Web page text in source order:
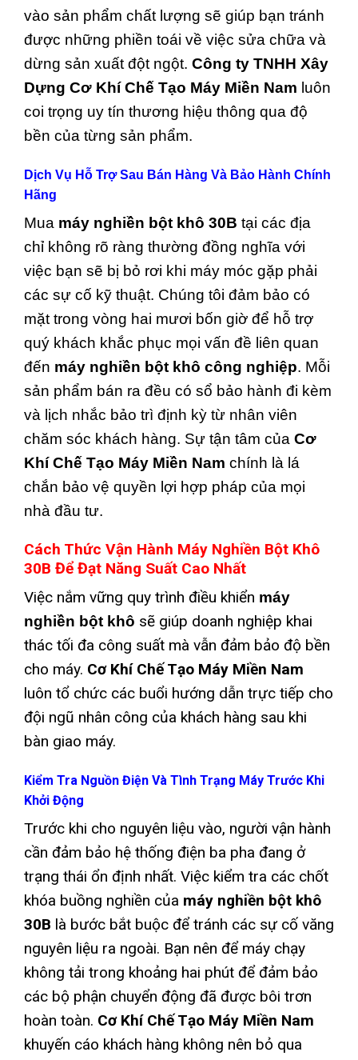
vào sản phẩm chất lượng sẽ giúp bạn tránh
được những phiền toái về việc sửa chữa và
dừng sản xuất đột ngột. Công ty TNHH Xây
Dựng Cơ Khí Chế Tạo Máy Miền Nam luôn
coi trọng uy tín thương hiệu thông qua độ
bền của từng sản phẩm.
Dịch Vụ Hỗ Trợ Sau Bán Hàng Và Bảo Hành Chính
Hãng
Mua máy nghiền bột khô 30B tại các địa
chỉ không rõ ràng thường đồng nghĩa với
việc bạn sẽ bị bỏ rơi khi máy móc gặp phải
các sự cố kỹ thuật. Chúng tôi đảm bảo có
mặt trong vòng hai mươi bốn giờ để hỗ trợ
quý khách khắc phục mọi vấn đề liên quan
đến máy nghiền bột khô công nghiệp. Mỗi
sản phẩm bán ra đều có sổ bảo hành đi kèm
và lịch nhắc bảo trì định kỳ từ nhân viên
chăm sóc khách hàng. Sự tận tâm của Cơ
Khí Chế Tạo Máy Miền Nam chính là lá
chắn bảo vệ quyền lợi hợp pháp của mọi
nhà đầu tư.
Cách Thức Vận Hành Máy Nghiền Bột Khô
30B Để Đạt Năng Suất Cao Nhất
Việc nắm vững quy trình điều khiển máy
nghiền bột khô sẽ giúp doanh nghiệp khai
thác tối đa công suất mà vẫn đảm bảo độ bền
cho máy. Cơ Khí Chế Tạo Máy Miền Nam
luôn tổ chức các buổi hướng dẫn trực tiếp cho
đội ngũ nhân công của khách hàng sau khi
bàn giao máy.
Kiểm Tra Nguồn Điện Và Tình Trạng Máy Trước Khi
Khởi Động
Trước khi cho nguyên liệu vào, người vận hành
cần đảm bảo hệ thống điện ba pha đang ở
trạng thái ổn định nhất. Việc kiểm tra các chốt
khóa buồng nghiền của máy nghiền bột khô
30B là bước bắt buộc để tránh các sự cố văng
nguyên liệu ra ngoài. Bạn nên để máy chạy
không tải trong khoảng hai phút để đảm bảo
các bộ phận chuyển động đã được bôi trơn
hoàn toàn. Cơ Khí Chế Tạo Máy Miền Nam
khuyến cáo khách hàng không nên bỏ qua